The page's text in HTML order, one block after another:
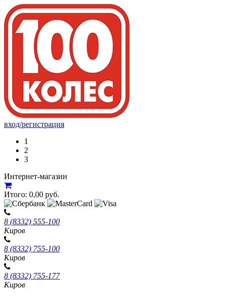
вход/регистрация
1
2
3
Интернет-магазин
Итого: 0,00 руб.
8 (8332) 555-100
Киров
8 (8332) 755-100
Киров
8 (8332) 755-177
Киров